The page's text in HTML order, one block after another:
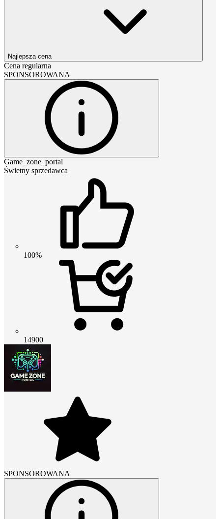
Najlepsza cena
Cena regularna
SPONSOROWANA
Game_zone_portal
Świetny sprzedawca
100%
14900
SPONSOROWANA